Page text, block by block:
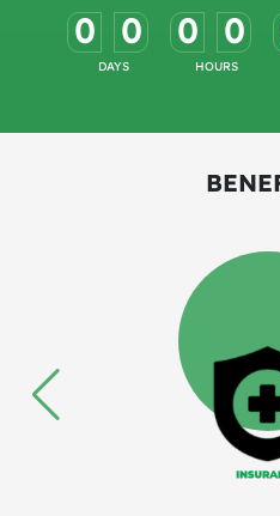
0
-
0
-
DAYS
0
-
0
-
HOURS